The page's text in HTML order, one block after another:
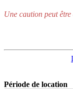
Une caution peut
Période de location